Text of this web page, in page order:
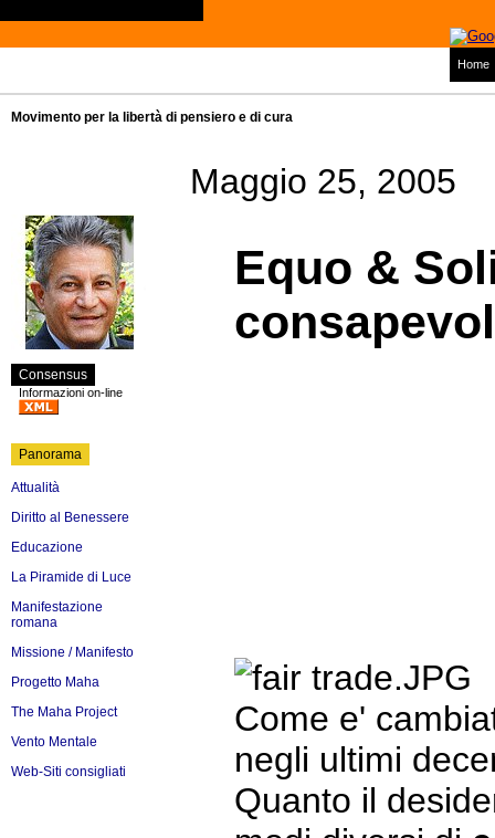
Home
Movimento per la libertà di pensiero e di cura
Consensus
Informazioni on-line
Panorama
Attualità
Diritto al Benessere
Educazione
La Piramide di Luce
Manifestazione
romana
Missione / Manifesto
Progetto Maha
The Maha Project
Vento Mentale
Web-Siti consigliati
Maggio 25, 2005
Equo &
Come e'
negli ultimi
Quanto il